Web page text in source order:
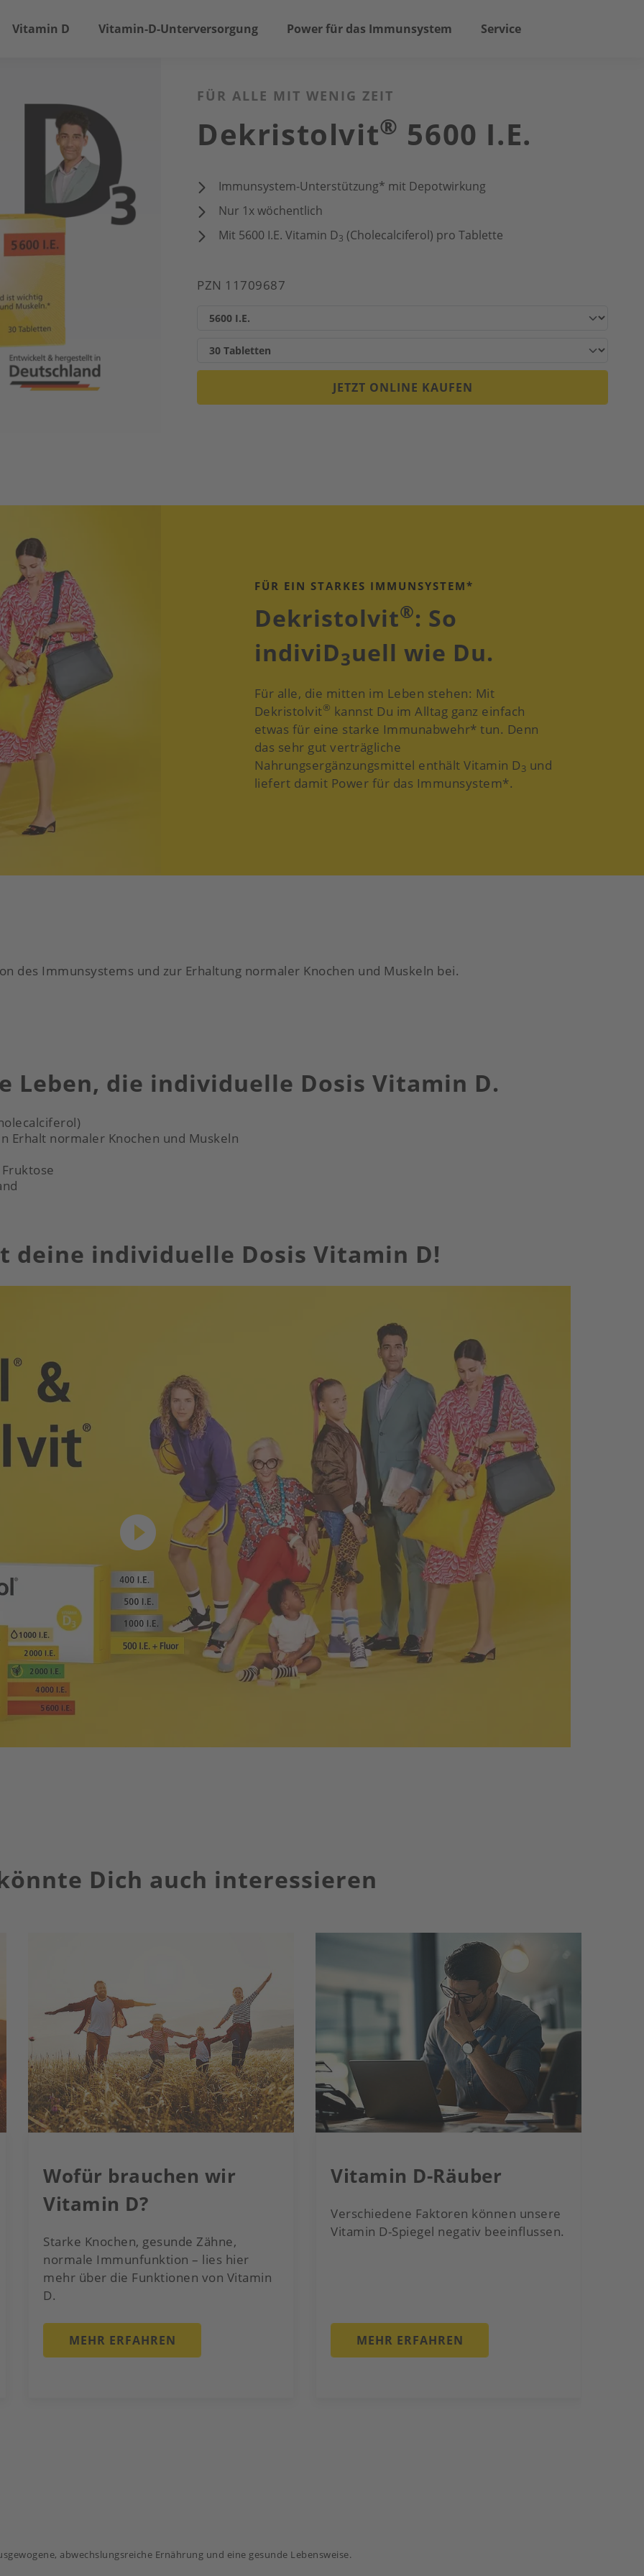
Vitamin D Vitamin-D-Unterversorgung Power für das Immunsystem Service
FÜR ALLE MIT WENIG ZEIT
Dekristolvit® 5600 I.E.
Immunsystem-Unterstützung* mit Depotwirkung
Nur 1x wöchentlich
Mit 5600 I.E. Vitamin D3 (Cholecalciferol) pro Tablette
PZN 11709687
JETZT ONLINE KAUFEN
FÜR EIN STARKES IMMUNSYSTEM*
Dekristolvit®: So
indiviD3uell wie Du.
Für alle, die mitten im Leben stehen: Mit
Dekristolvit® kannst Du im Alltag ganz einfach
etwas für eine starke Immunabwehr* tun. Denn
das sehr gut verträgliche
Nahrungsergänzungsmittel enthält Vitamin D3 und
liefert damit Power für das Immunsystem*.
des Immunsystems und zur Erhaltung normaler Knochen und Muskeln bei.
Leben, die individuelle Dosis Vitamin D.
Erhalt normaler Knochen und Muskeln
deine individuelle Dosis Vitamin D!
Dich auch interessieren
Wofür brauchen wir
Vitamin D?
Starke Knochen, gesunde Zähne,
normale Immunfunktion – lies hier
mehr über die Funktionen von Vitamin
D.
MEHR ERFAHREN
Vitamin D-Räuber
Verschiedene Faktoren können unsere
Vitamin D-Spiegel negativ beeinflussen.
MEHR ERFAHREN
abwechslungsreiche Ernährung und eine gesunde Lebensweise.